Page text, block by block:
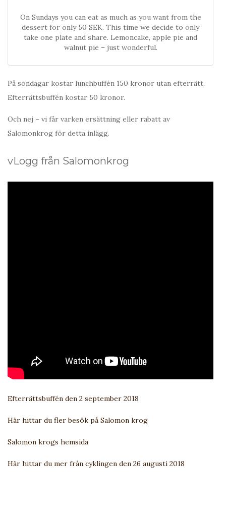
On Sundays you can eat as much as you want from the
dessert for only 50 SEK. This time we decide to only
take one plate and share. Lemoncake, apple pie and
walnut pie – just wonderful.
På söndagar kostar lunchbuffén 150 kronor utan efterrätt.
Efterrättsbuffén kostar 50 kronor.
Och nej – vi får varken ersättning eller rabatt av
Salomonkrog för detta inlägg.
vLogg från Salomonkrog
Efterrättsbuffén den 2 september 2018
Här hittar du fler besök på Salomon krog
Salomon krogs hemsida
Här hittar du mer från cyklingen den 26 augusti 2018